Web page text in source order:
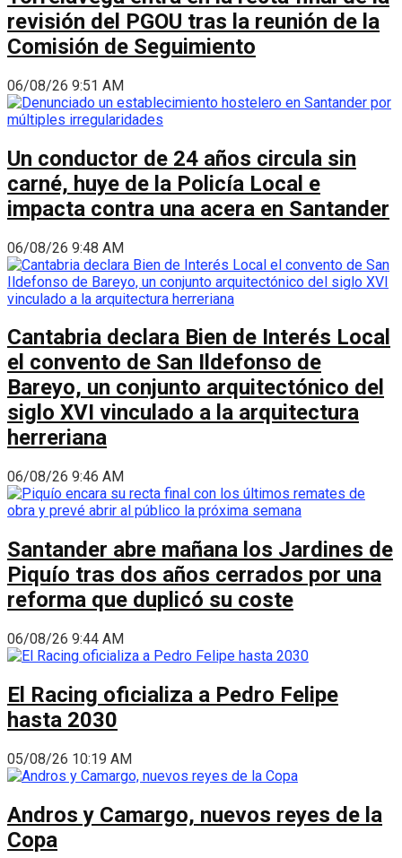
revisión del PGOU tras la reunión de la
Comisión de Seguimiento
06/08/26 9:51 AM
Un conductor de 24 años circula sin
carné, huye de la Policía Local e
impacta contra una acera en Santander
06/08/26 9:48 AM
Cantabria declara Bien de Interés Local
el convento de San Ildefonso de
Bareyo, un conjunto arquitectónico del
siglo XVI vinculado a la arquitectura
herreriana
06/08/26 9:46 AM
Santander abre mañana los Jardines de
Piquío tras dos años cerrados por una
reforma que duplicó su coste
06/08/26 9:44 AM
El Racing oficializa a Pedro Felipe
hasta 2030
05/08/26 10:19 AM
Andros y Camargo, nuevos reyes de la
Copa